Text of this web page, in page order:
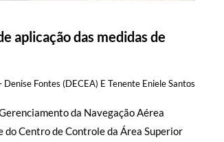
aplicação das medidas de
Fontes (DECEA) E Tenente Eniele Santos
da Navegação Aérea
Centro de Controle da Área Superior